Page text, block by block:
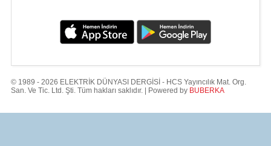
© 1989 - 2026 ELEKTRİK DÜNYASI DERGİSİ - HCS Yayıncılık Mat. Org.
San. Ve Tic. Ltd. Şti. Tüm hakları saklıdır. | Powered by BUBERKA